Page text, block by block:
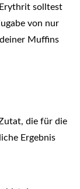
solltest
von nur
Muffins
die für die
Ergebnis